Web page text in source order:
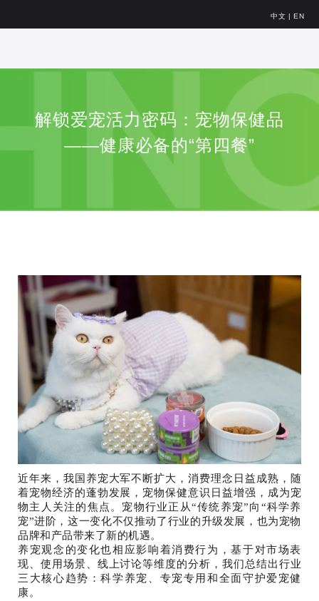
中文 | EN
解锁爱宠活力密码：宠物保健品
——健康必备的“第四餐”
近年来，我国养宠大军不断扩大，消费理念日益成熟，随
着宠物经济的蓬勃发展，宠物保健意识日益增强，成为宠
物主人关注的焦点。宠物行业正从“传统养宠”向“科学养
宠”进阶，这一变化不仅推动了行业的升级发展，也为宠物
品牌和产品带来了新的机遇。
养宠观念的变化也相应影响着消费行为，基于对市场表
现、使用场景、线上讨论等维度的分析，我们总结出行业
三大核心趋势：科学养宠、专宠专用和全面守护爱宠健
康。